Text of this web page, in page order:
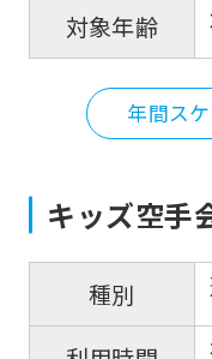
対象年齢
年間ス
キッズ空手
種別